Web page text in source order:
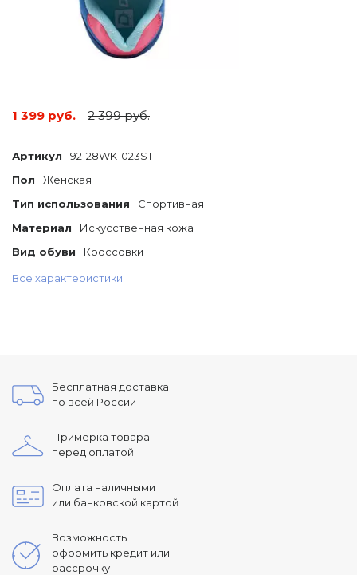
1 399 руб. 2 399 руб.
Артикул
92-28WK-023ST
Пол
Женская
Тип использования
Спортивная
Материал
Искусственная кожа
Вид обуви
Кроссовки
Все характеристики
Бесплатная доставка
по всей России
Примерка товара
перед оплатой
Оплата наличными
или банковской картой
Возможность
оформить кредит или
рассрочку